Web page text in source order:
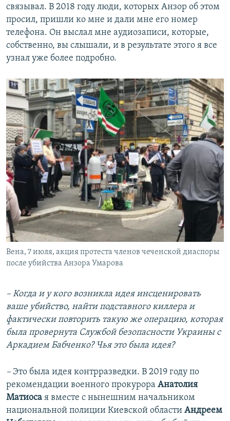
связывал. В 2018 году люди, которых Анзор об этом
просил, пришли ко мне и дали мне его номер
телефона. Он выслал мне аудиозаписи, которые,
собственно, вы слышали, и в результате этого я все
узнал уже более подробно.
Вена, 7 июля, акция протеста членов чеченской диаспоры
после убийства Анзора Умарова
– Когда и у кого возникла идея инсценировать
ваше убийство, найти подставного киллера и
фактически повторить такую же операцию, которая
была провернута Службой безопасности Украины с
Аркадием Бабченко? Чья это была идея?
– Это была идея контрразведки. В 2019 году по
рекомендации военного прокурора Анатолия
Матиоса я вместе с нынешним начальником
национальной полиции Киевской области Андреем